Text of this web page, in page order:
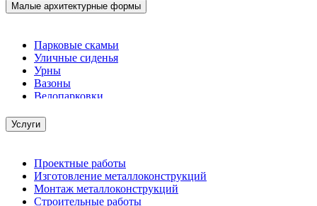
Малые архитектурные формы
Парковые скамьи
Уличные сиденья
Урны
Вазоны
Велопарковки
Услуги
Проектные работы
Изготовление металлоконструкций
Монтаж металлоконструкций
Строительные работы